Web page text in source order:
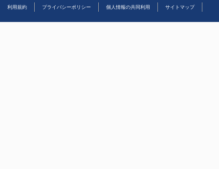
利用規約 プライバシーポリシー 個人情報の共同利用 サイトマップ